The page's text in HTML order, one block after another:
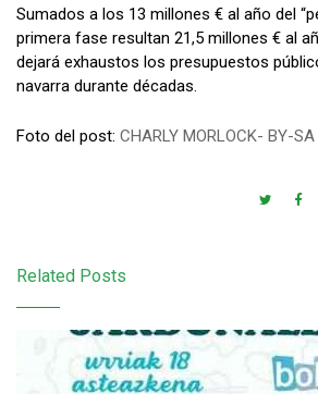
Sumados a los 13 millones € al año del
primera fase resultan 21,5 millones € al
dejará exhaustos los presupuestos
navarra durante décadas.
Foto del post: CHARLY MORLOCK- BY-SA
Related Posts